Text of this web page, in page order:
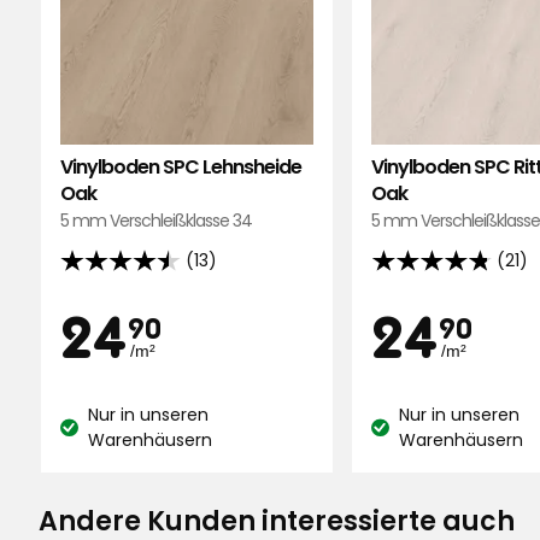
Tarja I
GW Vor 2 Monaten
J Jepjep Vor 2 Monaten
Vinylboden SPC Lehnsheide
Oak
5 mm Verschleißklasse 34
(13)
4.5
5
Sternen,
auf
Preis
2490
€
/m²
Lagerbestand:
Nur in unseren
Warenhäusern
Vinylboden SPC
Oak
5 mm
(21)
4.8
5
Sternen,
auf
Preis
2490
€
/m²
Lagerbestand:
Nur in unseren
Warenhäusern
Andere Kunden interessierte auch